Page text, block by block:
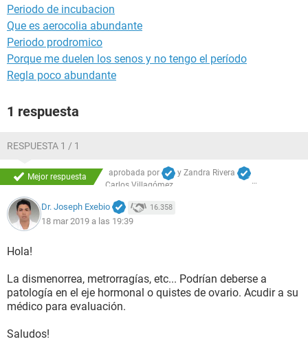
Periodo de incubacion
Que es aerocolia abundante
Periodo prodromico
Porque me duelen los senos y no tengo el período
Regla poco abundante
1 respuesta
RESPUESTA 1 / 1
Mejor respuesta
aprobada por
Carlos Villagómez
y Zandra Rivera
Dr. Joseph Exebio 16.358
18 mar 2019 a las 19:39
Hola!
La dismenorrea, metrorragías, etc... Podrían deberse a
patología en el eje hormonal o quistes de ovario. Acudir a su
médico para evaluación.
Saludos!